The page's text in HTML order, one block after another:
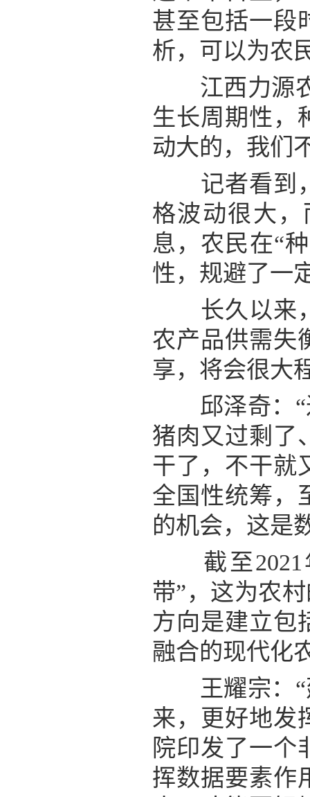
甚至包括一段
析，可以为农
江西力源农
生长周期性，
动大的，我们
记者看到，
格波动很大
息，农民在“
性，规避了一
长久以来，
农产品供需失
享，将会很大
邱泽奇：“
猪肉又过剩了
干了，不干就
全国性统筹，
的机会，这是
截至2021
带”，这为农
方向是建立包
融合的现代化
王耀宗：“
来，更好地发
院印发了一个
挥数据要素作